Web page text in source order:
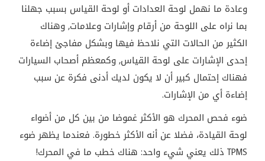
وعادة ما نهمل لوحة العدادات أو لوحة القياس بسبب جهلنا
بما نراه على اللوحة من أرقام وإشارات وعلامات, وهناك
الكثير من الحالات التي نلاحظ فيها وبشكل مفاجئ إضاءة
إحدى الإشارات على لوحة القياس, وكمعظم أصحاب السيارات
فهناك إحتمال كبير أن لا يكون لديك أدنى فكرة عن سبب
إضاءة أي من الإشارات.
ضوء فحص المحرك هو الأكثر غموضا من بين كل من أضواء
لوحة القيادة، فضلا عن أنه الأكثر خطورة. فعندما يظهر ضوء
TPMS ذلك يعني شيء واحد: هناك خطب ما في المحرك!